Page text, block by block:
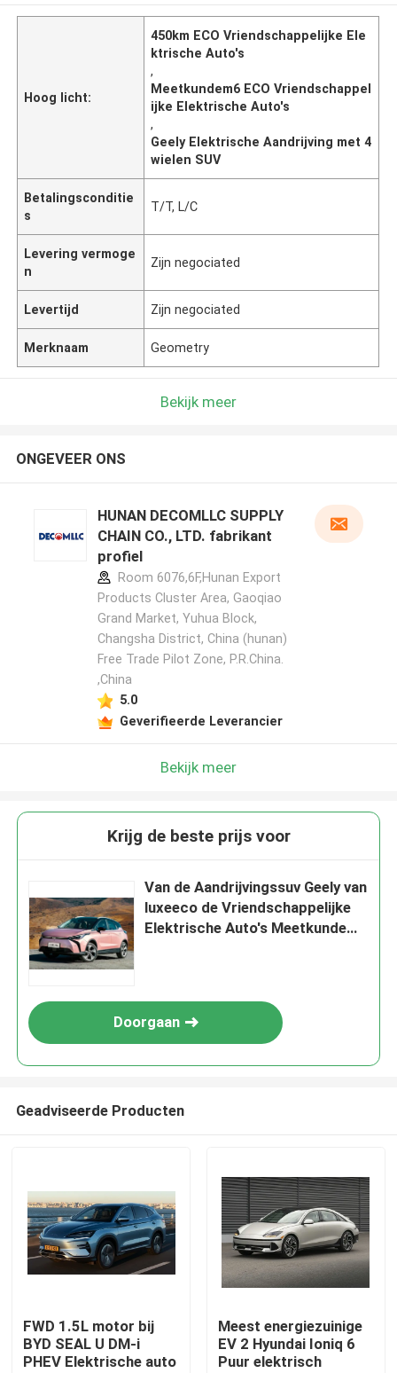
Thuis
Over ons
Hoog licht:
450km ECO Vriendschappelijke Ele
ktrische Auto's
,
Meetkundem6 ECO Vriendschappel
ijke Elektrische Auto's
,
Geely Elektrische Aandrijving met 4
wielen SUV
Betalingsconditie
s
T/T, L/C
Levering vermoge
n
Zijn negociated
Levertijd Zijn negociated
Merknaam Geometry
Bekijk meer
ONGEVEER ONS
HUNAN DECOMLLC SUPPLY
CHAIN CO., LTD. fabrikant
profiel
Room 6076,6F,Hunan Export
Products Cluster Area, Gaoqiao
Grand Market, Yuhua Block,
Changsha District, China (hunan)
Free Trade Pilot Zone, P.R.China.
,China
5.0
Geverifieerde Leverancier
Bekijk meer
Krijg de beste prijs voor
Van de Aandrijvingssuv Geely van
luxeeco de Vriendschappelijke
Elektrische Auto's Meetkunde
Doorgaan
Geadviseerde Producten
FWD 1.5L motor bij
BYD SEAL U DM-i
PHEV Elektrische auto
Meest energiezuinige
EV 2 Hyundai Ioniq 6
Puur elektrisch